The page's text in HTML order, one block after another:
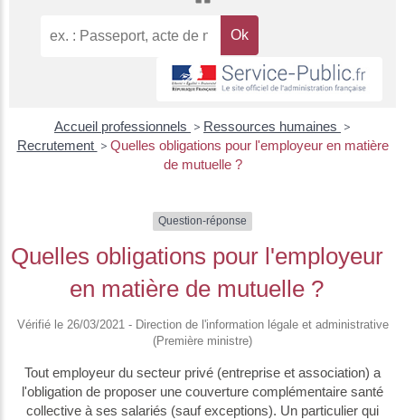
Accueil professionnels > Ressources humaines >
Recrutement > Quelles obligations pour l'employeur en matière
de mutuelle ?
Question-réponse
Quelles obligations pour l'employeur
en matière de mutuelle ?
Vérifié le 26/03/2021 - Direction de l'information légale et administrative
(Première ministre)
Tout employeur du secteur privé (entreprise et association) a
l'obligation de proposer une couverture complémentaire santé
collective à ses salariés (sauf exceptions). Un particulier qui